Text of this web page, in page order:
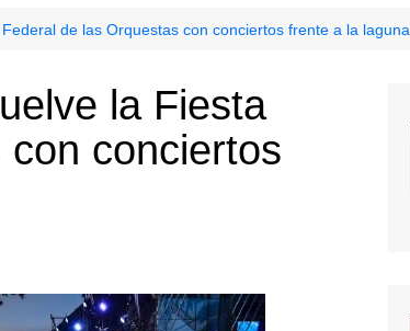
de las Orquestas con conciertos frente a la laguna
la Fiesta
conciertos